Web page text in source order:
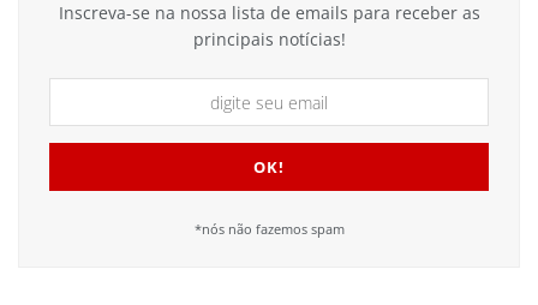
Inscreva-se na nossa lista de emails para receber as
principais notícias!
*nós não fazemos spam